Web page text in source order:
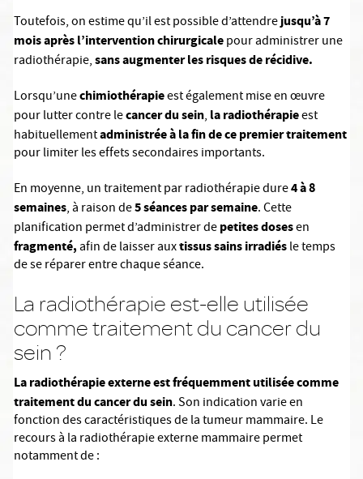
Toutefois, on estime qu’il est possible d’attendrejusqu’à 7
mois après l’intervention chirurgicalepour administrer une
radiothérapie,sans augmenter les risques de récidive.
Lorsqu’unechimiothérapieest également mise en œuvre
pour lutter contre lecancer du sein, la radiothérapieest
habituellementadministrée à la fin de ce premier traitement
pour limiter les effets secondaires importants.
En moyenne, un traitement par radiothérapie dure4 à 8
semaines, à raison de5 séances par semaine. Cette
planification permet d’administrer depetites dosesen
fragmenté,afin de laisser auxtissus sains irradiésle temps
de se réparer entre chaque séance.
La radiothérapie est-elle utilisée
comme traitement du cancer du
sein ?
La radiothérapie externe est fréquemment utilisée comme
traitement du cancer du sein. Son indication varie en
fonction des caractéristiques de la tumeur mammaire. Le
recours à la radiothérapie externe mammaire permet
notamment de :